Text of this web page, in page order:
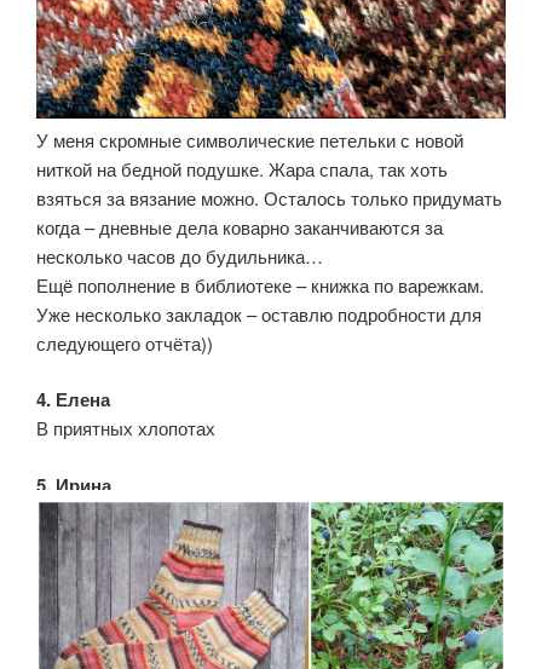
У меня скромные символические петельки с новой
ниткой на бедной подушке. Жара спала, так хоть
взяться за вязание можно. Осталось только придумать
когда – дневные дела коварно заканчиваются за
несколько часов до будильника…
Ещё пополнение в библиотеке – книжка по варежкам.
Уже несколько закладок – оставлю подробности для
следующего отчёта))
4. Елена
В приятных хлопотах
5. Ирина